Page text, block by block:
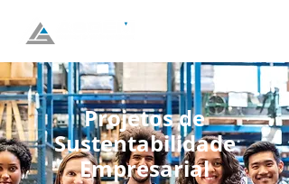
Projetos de
Sustentabilidade
Empresarial